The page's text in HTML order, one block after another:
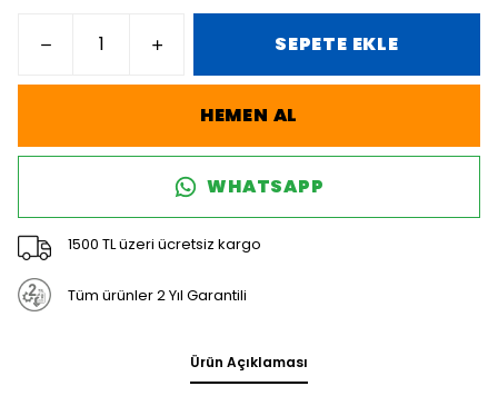
SEPETE EKLE
HEMEN AL
WHATSAPP
1500 TL üzeri ücretsiz kargo
Tüm ürünler 2 Yıl Garantili
Ürün Açıklaması